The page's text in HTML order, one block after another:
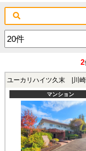
2
ユーカリハイツ久末 |川
マンション